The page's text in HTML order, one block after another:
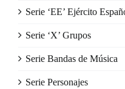
Serie ‘EE’ Ejército
Serie ‘X’ Grupos
Serie Bandas de Música
Serie Personajes